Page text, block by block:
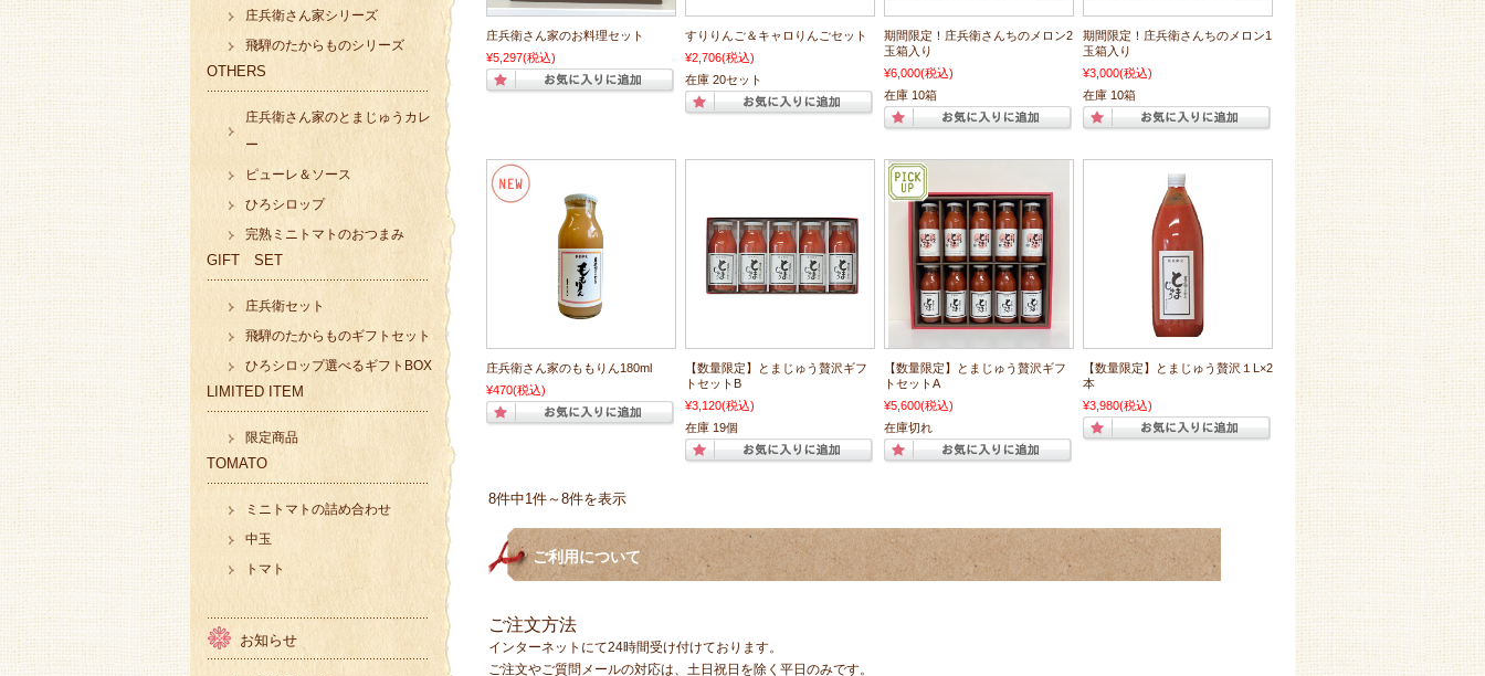
庄兵衛さん家のお料理セット
¥5,297(税込)
すりりんご＆キャロりんごセット
¥2,706(税込)
在庫 20セット
期間限定！庄兵衛さんちのメロン2
玉箱入り
¥6,000(税込)
在庫 10箱
期間限定！庄兵衛さんちのメロン1
玉箱入り
¥3,000(税込)
在庫 10箱
庄兵衛さん家のももりん180ml
¥470(税込)
【数量限定】とまじゅう贅沢ギフ
トセットB
¥3,120(税込)
在庫 19個
【数量限定】とまじゅう贅沢ギフ
トセットA
¥5,600(税込)
在庫切れ
【数量限定】とまじゅう贅沢１L×2
本
¥3,980(税込)
8件中1件～8件を表示
ご利用について
ご注文方法
インターネットにて24時間受け付けております。
ご注文やご質問メールの対応は、土日祝日を除く平日のみです。
庄兵衛さん家シリーズ
飛騨のたからものシリーズ
OTHERS
庄兵衛さん家のとまじゅうカレ
ー
ピューレ＆ソース
ひろシロップ
完熟ミニトマトのおつまみ
GIFT SET
庄兵衛セット
飛騨のたからものギフトセット
ひろシロップ選べるギフトBOX
LIMITED ITEM
限定商品
TOMATO
ミニトマトの詰め合わせ
中玉
トマト
お知らせ